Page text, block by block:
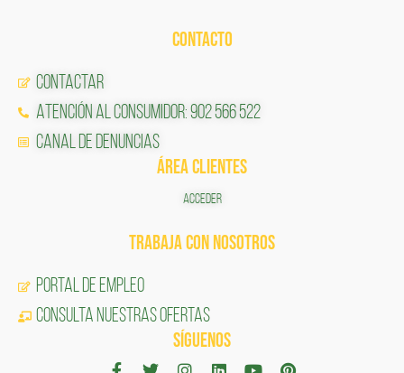
CONTACTO
Contactar
Atención al Consumidor: 902 566 522
Canal de Denuncias
ÁREA CLIENTES
ACCEDER
TRABAJA CON NOSOTROS
Portal de Empleo
CONSULTA NUESTRAS OFERTAS
SÍGUENOS